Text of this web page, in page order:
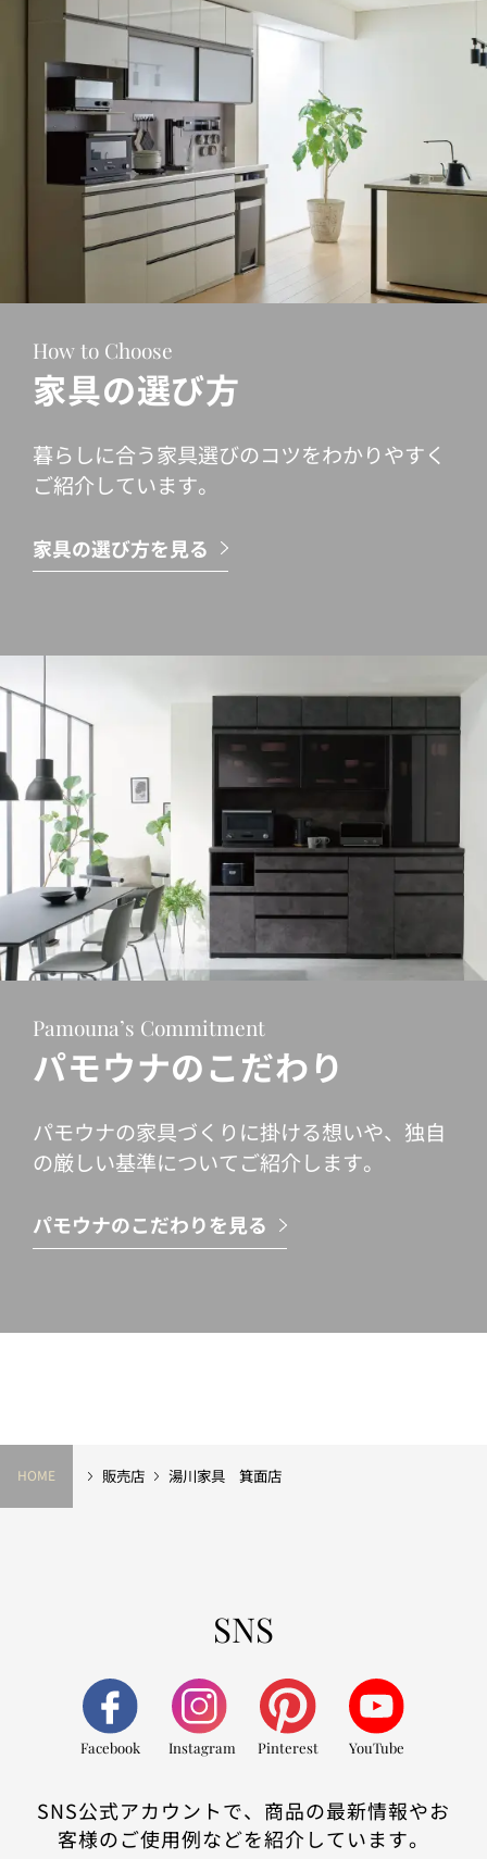
How to Choose
家具の選び方
暮らしに合う家具選びのコツをわかりやすく
ご紹介しています。
家具の選び方を見る
Pamouna’s Commitment
パモウナのこだわり
パモウナの家具づくりに掛ける想いや、独自
の厳しい基準についてご紹介します。
パモウナのこだわりを見る
HOME 販売店 湯川家具 箕面店
SNS
Facebook Instagram Pinterest YouTube
SNS公式アカウントで、商品の最新情報やお
客様のご使用例などを紹介しています。